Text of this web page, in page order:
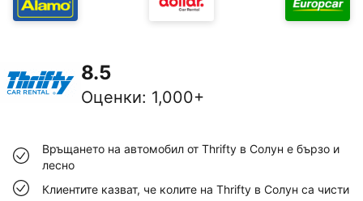
8.5
Оценки: 1,000+
Връщането на автомобил от Thrifty в Солун е бързо и
лесно
Клиентите казват, че колите на Thrifty в Солун са чисти